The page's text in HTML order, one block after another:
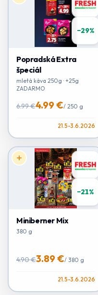
−29%
Popradská Extra
špeciál
mletá káva 250g · +25g
ZADARMO
6.99 €4.99 €/ 250 g
21.5-3.6.2026
−21%
Miniberner Mix
380 g
4.90 €3.89 €/ 380 g
21.5-3.6.2026